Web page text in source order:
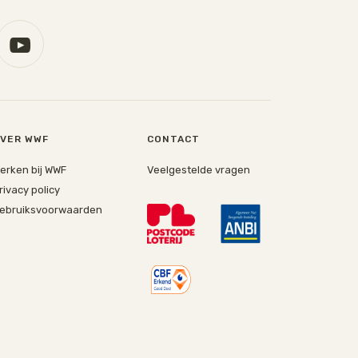
WWF
bij WWF
policy
CONTACT
Veelgestelde vragen